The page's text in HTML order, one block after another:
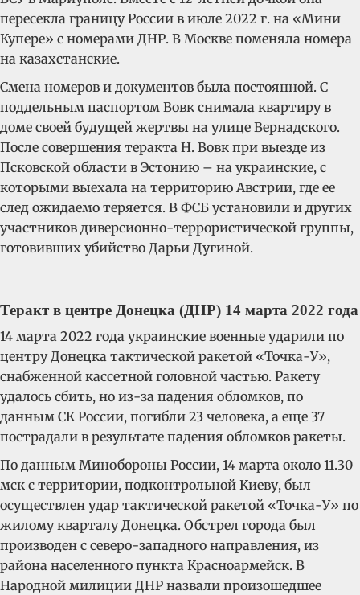
пересекла границу России в июле 2022 г. на «Мини
Купере» с номерами ДНР. В Москве поменяла номера
на казахстанские.
Смена номеров и документов была постоянной. С
поддельным паспортом Вовк снимала квартиру в
доме своей будущей жертвы на улице Вернадского.
После совершения теракта Н. Вовк при выезде из
Псковской области в Эстонию – на украинские, с
которыми выехала на территорию Австрии, где ее
след ожидаемо теряется. В ФСБ установили и других
участников диверсионно-террористической группы,
готовивших убийство Дарьи Дугиной.
Теракт в центре Донецка (ДНР) 14 марта 2022 года
14 марта 2022 года украинские военные ударили по
центру Донецка тактической ракетой «Точка-У»,
снабженной кассетной головной частью. Ракету
удалось сбить, но из-за падения обломков, по
данным СК России, погибли 23 человека, а еще 37
пострадали в результате падения обломков ракеты.
По данным Минобороны России, 14 марта около 11.30
мск с территории, подконтрольной Киеву, был
осуществлен удар тактической ракетой «Точка-У» по
жилому кварталу Донецка. Обстрел города был
производен с северо-западного направления, из
района населенного пункта Красноармейск. В
Народной милиции ДНР назвали произошедшее